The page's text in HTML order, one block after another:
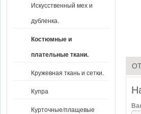
Искусственный мех и
дубленка.
Костюмные и
плательные ткани.
Кружевная ткань и сетки.
Купра
Курточные/плащевые